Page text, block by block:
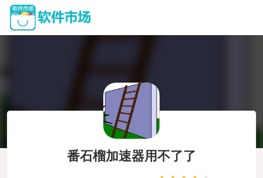
番石榴加速器用不了了